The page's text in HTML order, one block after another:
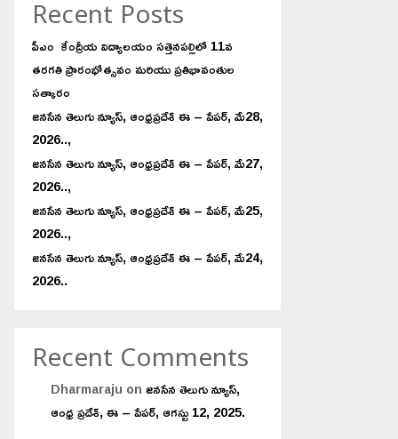
Recent Posts
పీఎం కేంద్రీయ విద్యాలయం సత్తెనపల్లిలో 11వ
తరగతి ప్రారంభోత్సవం మరియు ప్రతిభావంతుల
సత్కారం
జనసేన తెలుగు న్యూస్, ఆంధ్రప్రదేశ్ ఈ – పేపర్, మే28,
2026..,
జనసేన తెలుగు న్యూస్, ఆంధ్రప్రదేశ్ ఈ – పేపర్, మే27,
2026..,
జనసేన తెలుగు న్యూస్, ఆంధ్రప్రదేశ్ ఈ – పేపర్, మే25,
2026..,
జనసేన తెలుగు న్యూస్, ఆంధ్రప్రదేశ్ ఈ – పేపర్, మే24,
2026..
Recent Comments
Dharmaraju onజనసేన తెలుగు న్యూస్,
ఆంధ్ర ప్రదేశ్, ఈ – పేపర్, ఆగస్టు 12, 2025.